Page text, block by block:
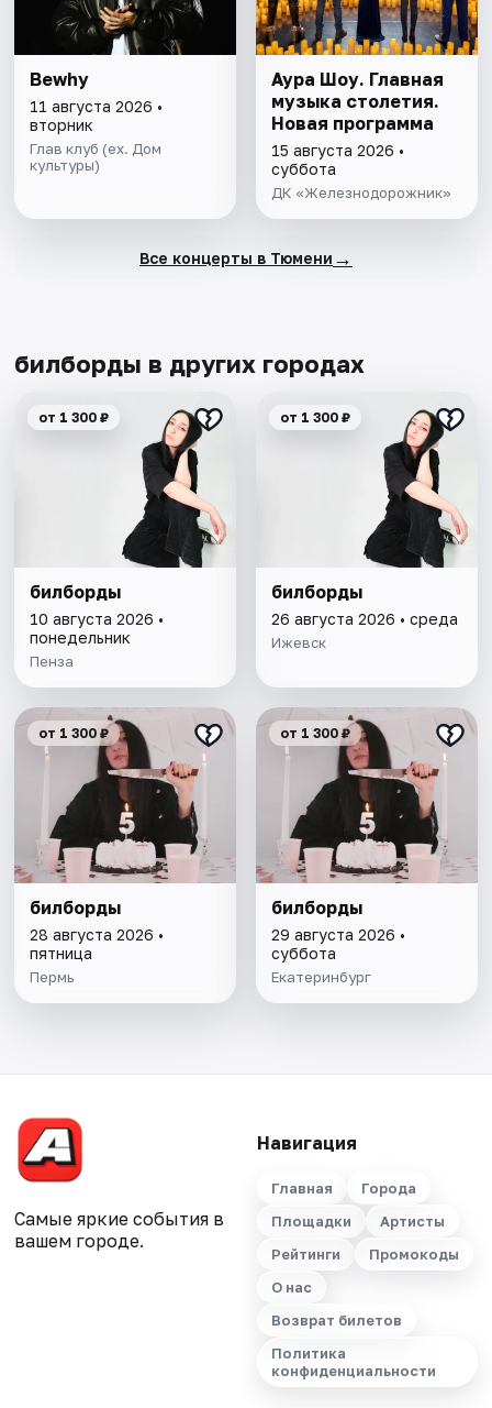
Bewhy
11 августа 2026 •
вторник
Глав клуб (ex. Дом
культуры)
Аура Шоу. Главная
музыка столетия.
Новая программа
15 августа 2026 •
суббота
ДК «Железнодорожник»
Все концерты в Тюмени →
билборды в других городах
от 1 300 ₽
билборды
10 августа 2026 •
понедельник
Пенза
от 1 300 ₽
билборды
26 августа 2026 • среда
Ижевск
от 1 300 ₽
билборды
28 августа 2026 •
пятница
Пермь
от 1 300 ₽
билборды
29 августа 2026 •
суббота
Екатеринбург
Самые яркие события в
вашем городе.
Навигация
Главная
Города
Площадки
Артисты
Рейтинги
Промокоды
О нас
Возврат билетов
Политика
конфиденциальности